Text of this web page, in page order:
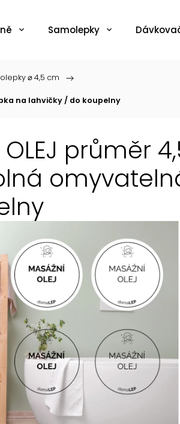
Samolepky
⌀ 4,5 cm /
na lahvičky / do koupelny
OLEJ průměr